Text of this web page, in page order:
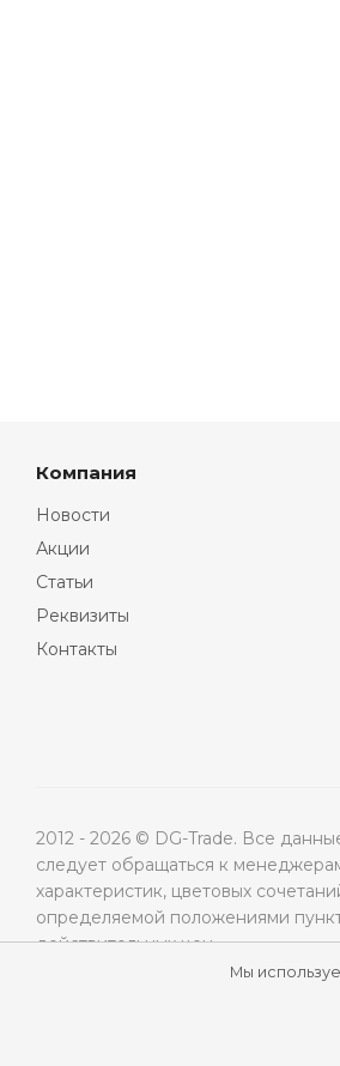
Мы
Компания
Новости
Акции
Статьи
Реквизиты
Контакты
2012 - 2026 © DG-Trade. Все
следует обращаться к
характеристик, цветовых
определяемой положениями
действительных цен.